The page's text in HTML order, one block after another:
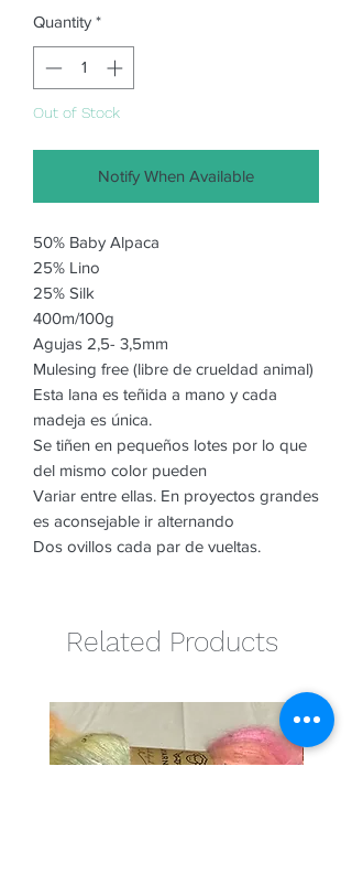
Quantity *
Out of Stock
Notify When Available
50% Baby Alpaca
25% Lino
25% Silk
400m/100g
Agujas 2,5- 3,5mm
Mulesing free (libre de crueldad animal)
Esta lana es teñida a mano y cada
madeja es única.
Se tiñen en pequeños lotes por lo que
del mismo color pueden
Variar entre ellas. En proyectos grandes
es aconsejable ir alternando
Dos ovillos cada par de vueltas.
Related Products